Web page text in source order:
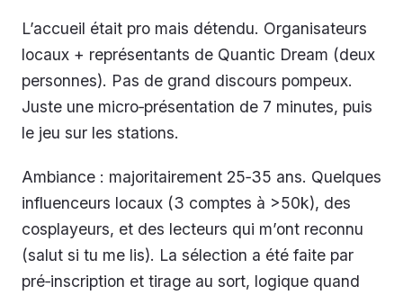
L’accueil était pro mais détendu. Organisateurs
locaux + représentants de Quantic Dream (deux
personnes). Pas de grand discours pompeux.
Juste une micro‑présentation de 7 minutes, puis
le jeu sur les stations.
Ambiance : majoritairement 25‑35 ans. Quelques
influenceurs locaux (3 comptes à >50k), des
cosplayeurs, et des lecteurs qui m’ont reconnu
(salut si tu me lis). La sélection a été faite par
pré‑inscription et tirage au sort, logique quand